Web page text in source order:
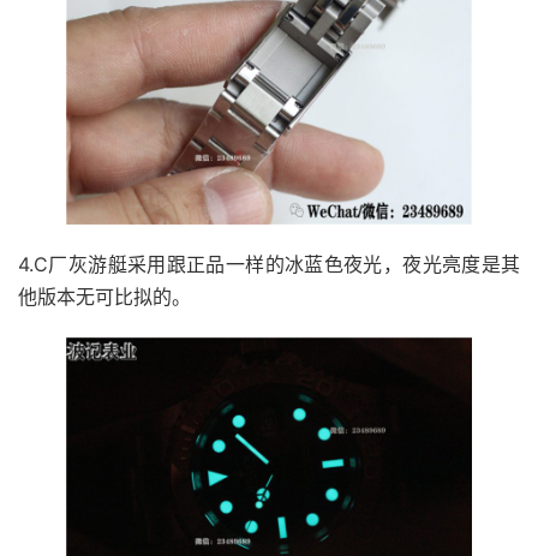
4.C厂灰游艇采用跟正品一样的冰蓝色夜光，夜光亮度是其
他版本无可比拟的。